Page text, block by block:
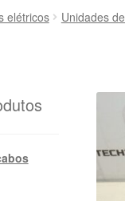
elétricos Unidades